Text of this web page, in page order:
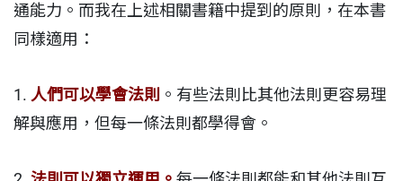
通能力。而我在上述相關書籍中提到的原則，在本書
同樣適用：
1. 人們可以學會法則 。有些法則比其他法則更容易理
解與應用，但每一條法則都學得會。